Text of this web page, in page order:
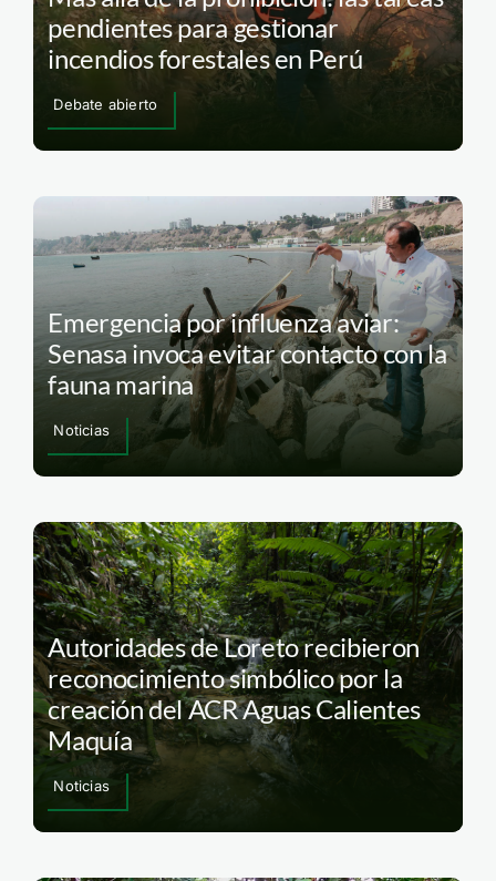
pendientes para gestionar
incendios forestales en Perú
Debate abierto
Emergencia por influenza aviar:
Senasa invoca evitar contacto con la
fauna marina
Noticias
Autoridades de Loreto recibieron
reconocimiento simbólico por la
creación del ACR Aguas Calientes
Maquía
Noticias